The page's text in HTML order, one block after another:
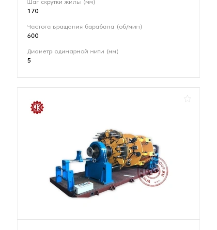
Шаг скрутки жилы (мм)
170
Частота вращения барабана (об/мин)
600
Диаметр одинарной нити (мм)
5